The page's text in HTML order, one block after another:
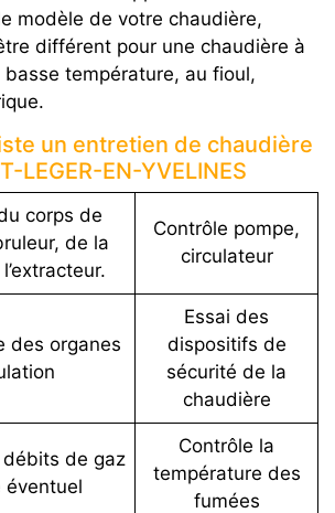
modèle de votre chaudière,
différent pour une chaudière à
température, au fioul,
un entretien de chaudière
LEGER-EN-YVELINES
corps de
de la
Contrôle pompe,
circulateur
des organes
Essai des
dispositifs de
sécurité de la
chaudière
de gaz
éventuel
Contrôle la
température des
fumées